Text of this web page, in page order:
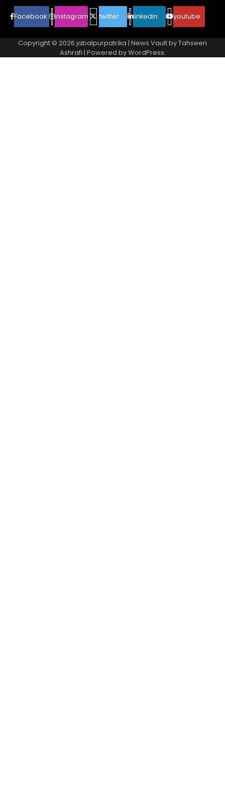
Facebook instagram twitter linkedin youtube
Copyright © 2026 jabalpurpatrika | News Vault byTahseen
Ashrafi | Powered byWordPress.